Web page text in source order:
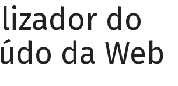
do
da Web